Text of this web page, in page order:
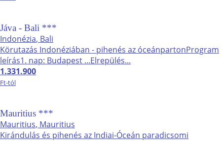
Jáva - Bali ***
Indonézia, Bali
Körutazás Indonéziában - pihenés az óceánpartonProgram
leírás1. nap: Budapest ...Elrepülés...
1.331.900
Ft-tól
Mauritius ***
Mauritius, Mauritius
Kirándulás és pihenés az Indiai-Óceán paradicsomi